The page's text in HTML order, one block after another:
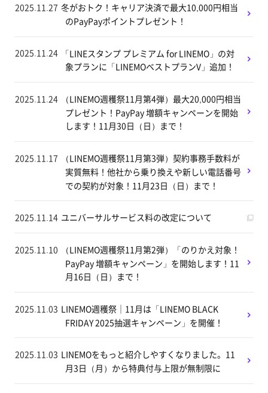
2025.11.27 冬がおトク！キャリア決済で最大10,000円相当
のPayPayポイントプレゼント！
2025.11.24
「LINEスタンプ プレミアム for LINEMO」の対
象プランに「LINEMOベストプランV」追加！
2025.11.24
（LINEMO週穫祭11月第4弾）最大20,000円相当
プレゼント！PayPay 増額キャンペーンを開始
します！11月30日（日）まで！
2025.11.17
（LINEMO週穫祭11月第3弾）契約事務手数料が
実質無料！他社から乗り換えや新しい電話番号
での契約が対象！11月23日（日）まで！
2025.11.14 ユニバーサルサービス料の改定について
2025.11.10
（LINEMO週穫祭11月第2弾）「のりかえ対象！
PayPay 増額キャンペーン」を開始します！11
月16日（日）まで！
2025.11.03 LINEMO週穫祭｜11月は「LINEMO BLACK
FRIDAY 2025抽選キャンペーン」を開催！
2025.11.03 LINEMOをもっと紹介しやすくなりました。11
月3日（月）から特典付与上限が無制限に